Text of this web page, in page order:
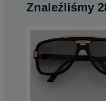
Znaleźliśmy